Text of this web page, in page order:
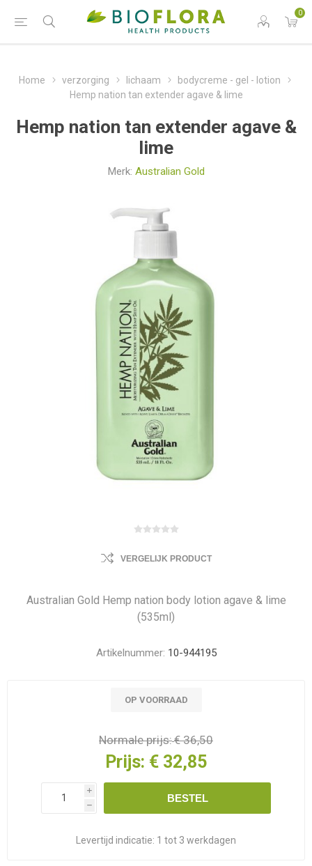
0
Home verzorging lichaam
bodycreme - gel - lotion
Hemp nation tan extender agave & lime
Hemp nation tan extender agave &
lime
Merk: Australian Gold
VERGELIJK PRODUCT
Australian Gold Hemp nation body lotion agave & lime
(535ml)
Artikelnummer: 10-944195
OP VOORRAAD
Normale prijs:€ 36,50
Prijs: € 32,85
i
h
BESTEL
Levertijd indicatie: 1 tot 3 werkdagen